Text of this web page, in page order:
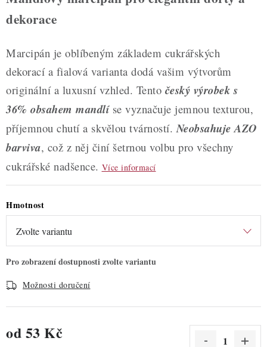
Podmínky ochrany osobních údajů
dekorace
Marcipán je oblíbeným základem cukrářských
dekorací a fialová varianta dodá vašim výtvorům
originální a luxusní vzhled. Tento český výrobek s
36% obsahem mandlíse vyznačuje jemnou texturou,
příjemnou chutí a skvělou tvárností.Neobsahuje AZO
barviva, což z něj činí šetrnou volbu pro všechny
cukrářské nadšence. Více informací
Hmotnost
Možnosti doručení
od 53 Kč